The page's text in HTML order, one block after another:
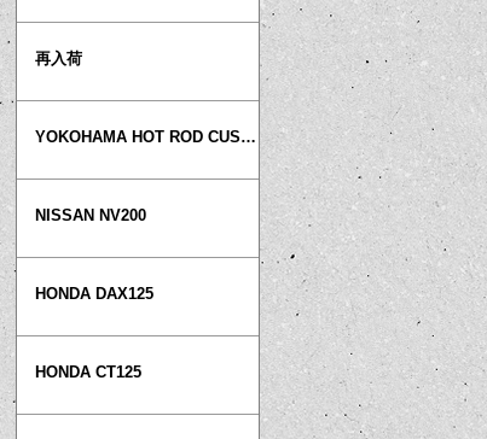
再入荷
YOKOHAMA HOT ROD CUSTOM SHOW
NISSAN NV200
HONDA DAX125
HONDA CT125